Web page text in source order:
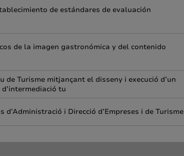
de estándares de evaluación
de la imagen gastronómica y del contenido
Turisme mitjançant el disseny i execució d’un
tu
i Direcció d’Empreses i de Turisme